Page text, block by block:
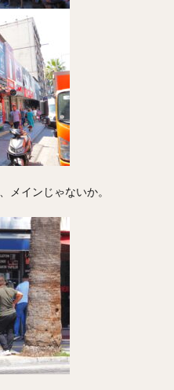
メインじゃないか。